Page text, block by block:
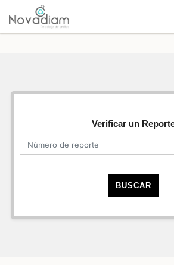
Ir al contenido
Verificar un
BUSCAR